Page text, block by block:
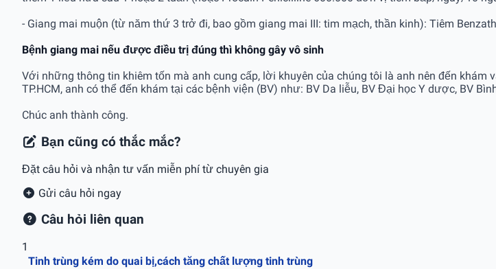
- Giang mai muộn (từ năm thứ 3 trở đi, bao gồm giang mai III: tim mạch, thần kinh): Tiêm
Bệnh giang mai nếu được điều trị đúng thì không gây vô sinh
Với những thông tin khiêm tốn mà anh cung cấp, lời khuyên của chúng tôi là anh nên đến
TP.HCM, anh có thể đến khám tại các bệnh viện (BV) như: BV Da liễu, BV Đại học Y dược, BV
Chúc anh thành công.
Bạn cũng có thắc mắc?
Đặt câu hỏi và nhận tư vấn miễn phí từ chuyên gia
Gửi câu hỏi ngay
Câu hỏi liên quan
1
Tinh trùng kém do quai bị,cách tăng chất lượng tinh trùng